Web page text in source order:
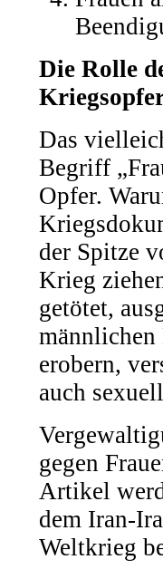
Die Rolle
Das
Begriff
Opfer.
der Spitze
Krieg
getötet,
männlichen
erobern,
auch
gegen
Artikel
dem Iran-
Weltkrieg